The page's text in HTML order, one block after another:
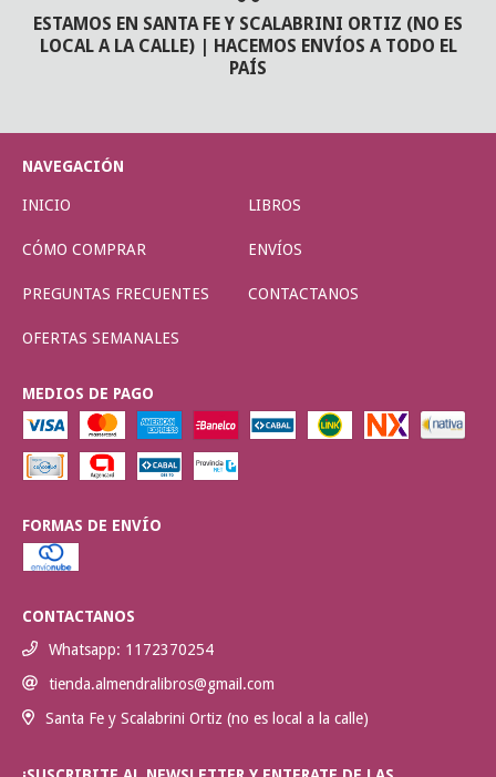
ESTAMOS EN SANTA FE Y SCALABRINI ORTIZ (NO ES
LOCAL A LA CALLE) | HACEMOS ENVÍOS A TODO EL
PAÍS
NAVEGACIÓN
INICIO LIBROS
CÓMO COMPRAR ENVÍOS
PREGUNTAS FRECUENTES CONTACTANOS
OFERTAS SEMANALES
MEDIOS DE PAGO
FORMAS DE ENVÍO
CONTACTANOS
Whatsapp: 1172370254
tienda.almendralibros@gmail.com
Santa Fe y Scalabrini Ortiz (no es local a la calle)